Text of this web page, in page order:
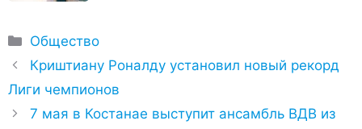
Рубрики
Общество
Криштиану Роналду установил новый рекорд
Лиги чемпионов
7 мая в Костанае выступит ансамбль ВДВ из